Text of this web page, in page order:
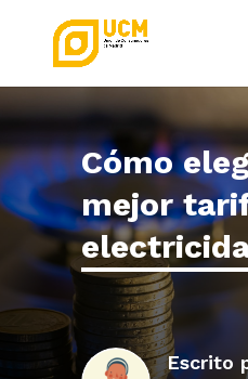
Cómo
mejor
Escrito